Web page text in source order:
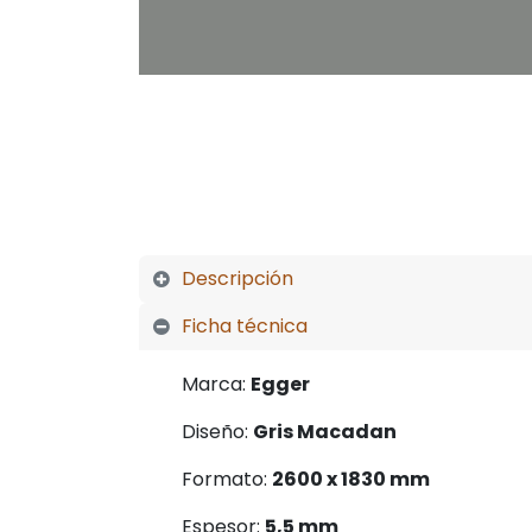
Descripción
Ficha técnica
Marca: Egger
Diseño: Gris Macadan
Formato: 2600 x 1830 mm